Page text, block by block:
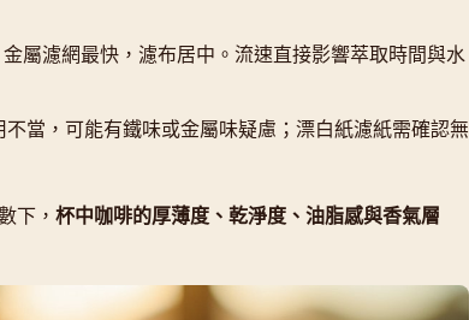
金屬濾網最快，濾布居中。流速直接影響萃取時間與水
不當，可能有鐵味或金屬味疑慮；漂白紙濾紙需確認無
下， 杯中咖啡的厚薄度、乾淨度、油脂感與香氣層